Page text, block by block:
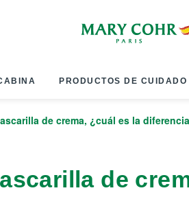
PRODUCTOS DE CUIDADO
de crema, ¿cuál es la
de